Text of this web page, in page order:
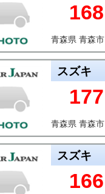
168
青森県 青森市
スズキ
177
青森県 青森市
スズキ
166